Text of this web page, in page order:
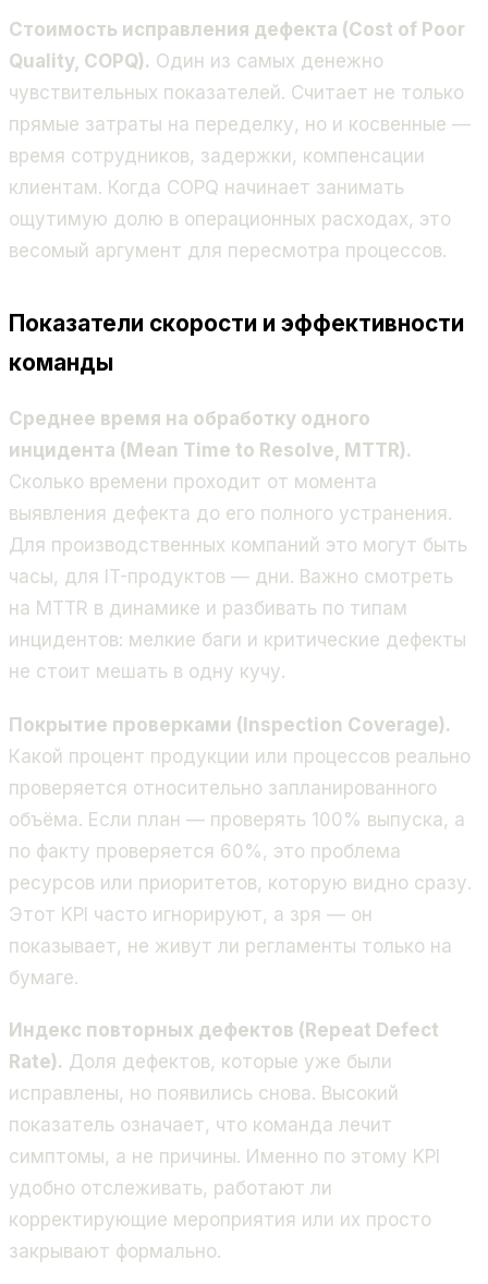
Стоимость исправления дефекта (Cost of Poor
Quality, COPQ). Один из самых денежно
чувствительных показателей. Считает не только
прямые затраты на переделку, но и косвенные —
время сотрудников, задержки, компенсации
клиентам. Когда COPQ начинает занимать
ощутимую долю в операционных расходах, это
весомый аргумент для пересмотра процессов.
Показатели скорости и эффективности
команды
Среднее время на обработку одного
инцидента (Mean Time to Resolve, MTTR).
Сколько времени проходит от момента
выявления дефекта до его полного устранения.
Для производственных компаний это могут быть
часы, для IT-продуктов — дни. Важно смотреть
на MTTR в динамике и разбивать по типам
инцидентов: мелкие баги и критические дефекты
не стоит мешать в одну кучу.
Покрытие проверками (Inspection Coverage).
Какой процент продукции или процессов реально
проверяется относительно запланированного
объёма. Если план — проверять 100% выпуска, а
по факту проверяется 60%, это проблема
ресурсов или приоритетов, которую видно сразу.
Этот KPI часто игнорируют, а зря — он
показывает, не живут ли регламенты только на
бумаге.
Индекс повторных дефектов (Repeat Defect
Rate). Доля дефектов, которые уже были
исправлены, но появились снова. Высокий
показатель означает, что команда лечит
симптомы, а не причины. Именно по этому KPI
удобно отслеживать, работают ли
корректирующие мероприятия или их просто
закрывают формально.